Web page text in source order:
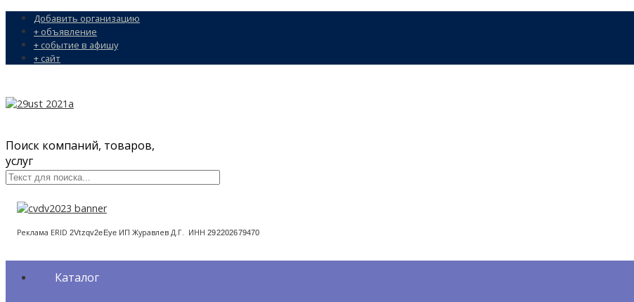
Добавить организацию
+ объявление
+ событие в афишу
+ сайт
Поиск компаний, товаров,
услуг
Реклама ERID 2Vtzqv2eEye ИП Журавлев Д.Г. ИНН292202679470
Каталог